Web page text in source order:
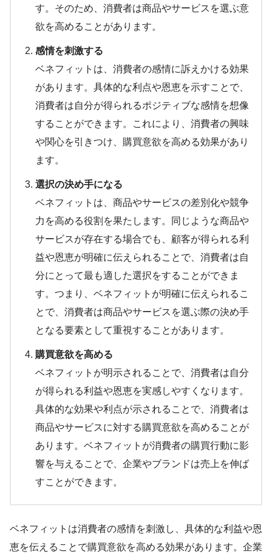
す。そのため、消費者は商品やサービスを選ぶ意
欲を高めることがあります。
感情を刺激する
ベネフィットは、消費者の感情に訴えかける効果
があります。具体的な利点や恩恵を示すことで、
消費者は自分が得られるポジティブな感情を想像
することができます。これにより、消費者の興味
や関心を引きつけ、購買意欲を高める効果があり
ます。
選択の決め手になる
ベネフィットは、商品やサービスの差別化や競争
力を高める役割を果たします。同じような商品や
サービスが存在する場合でも、顧客が得られる利
益や恩恵が明確に伝えられることで、消費者は自
分にとって最も適した選択をすることができま
す。つまり、ベネフィットが明確に伝えられるこ
とで、消費者は商品やサービスを選ぶ際の決め手
となる要素として重視することがあります。
購買意欲を高める
ベネフィットが明示されることで、消費者は自分
が得られる利益や恩恵を実感しやすくなります。
具体的な効果や利点が示されることで、消費者は
商品やサービスに対する購買意欲を高めることが
あります。ベネフィットが消費者の購買行動に影
響を与えることで、企業やブランドは売上を伸ば
すことができます。
ベネフィットは消費者の感情を刺激し、具体的な利益や恩
恵を伝えることで購買意欲を高める効果があります。企業